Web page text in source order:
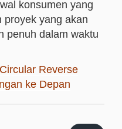
konsumen yang
proyek yang akan
penuh dalam waktu
Reverse
ke Depan